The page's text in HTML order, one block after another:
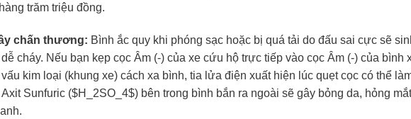
trăm triệu đồng.
chấn thương: Bình ắc quy khi phóng sạc hoặc bị quá tải do đấu sai cực sẽ
cháy. Nếu bạn kẹp cọc Âm (-) của xe cứu hộ trực tiếp vào cọc Âm (-) của bình
kim loại (khung xe) cách xa bình, tia lửa điện xuất hiện lúc quẹt cọc có thể
Sunfuric ($H_2SO_4$) bên trong bình bắn ra ngoài sẽ gây bỏng da, hỏng